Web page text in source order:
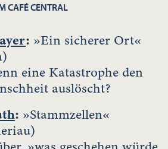
CAFÉ CENTRAL
: »Ein sicherer Ort«
eine Katastrophe den
auslöscht?
: »Stammzellen«